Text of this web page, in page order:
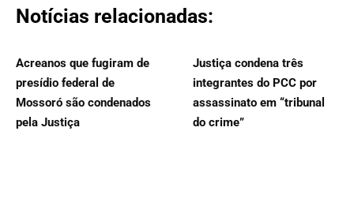
Notícias relacionadas:
Acreanos que fugiram de
presídio federal de
Mossoró são condenados
pela Justiça
Justiça condena três
integrantes do PCC por
assassinato em “tribunal
do crime”